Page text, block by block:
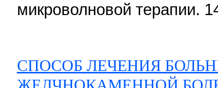
микроволновой терапии.
СПОСОБ ЛЕЧЕНИЯ